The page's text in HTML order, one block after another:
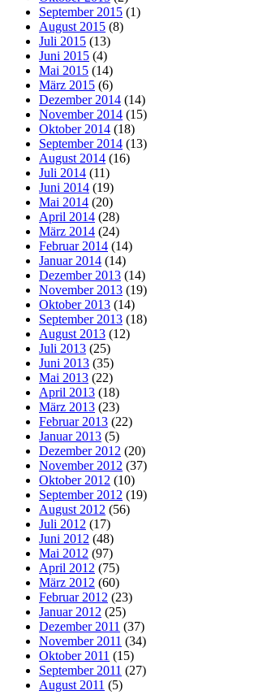
September 2015 (1)
August 2015 (8)
Juli 2015 (13)
Juni 2015 (4)
Mai 2015 (14)
März 2015 (6)
Dezember 2014 (14)
November 2014 (15)
Oktober 2014 (18)
September 2014 (13)
August 2014 (16)
Juli 2014 (11)
Juni 2014 (19)
Mai 2014 (20)
April 2014 (28)
März 2014 (24)
Februar 2014 (14)
Januar 2014 (14)
Dezember 2013 (14)
November 2013 (19)
Oktober 2013 (14)
September 2013 (18)
August 2013 (12)
Juli 2013 (25)
Juni 2013 (35)
Mai 2013 (22)
April 2013 (18)
März 2013 (23)
Februar 2013 (22)
Januar 2013 (5)
Dezember 2012 (20)
November 2012 (37)
Oktober 2012 (10)
September 2012 (19)
August 2012 (56)
Juli 2012 (17)
Juni 2012 (48)
Mai 2012 (97)
April 2012 (75)
März 2012 (60)
Februar 2012 (23)
Januar 2012 (25)
Dezember 2011 (37)
November 2011 (34)
Oktober 2011 (15)
September 2011 (27)
August 2011 (5)